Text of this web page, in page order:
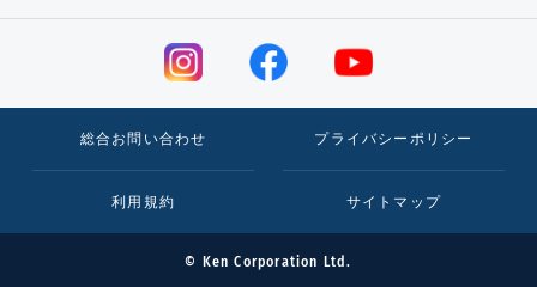
総合お問い合わせ プライバシーポリシー
利用規約 サイトマップ
© Ken Corporation Ltd.